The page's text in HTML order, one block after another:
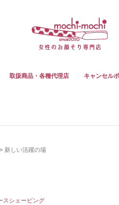
取扱商品・各種代理店 キャンセル
> 新しい活躍の場
スシェービング